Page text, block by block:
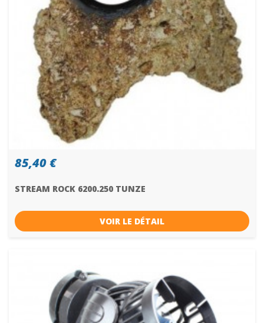
85,40 €
STREAM ROCK 6200.250 TUNZE
VOIR LE DÉTAIL